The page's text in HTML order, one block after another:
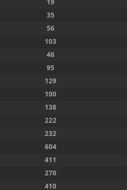
19
35
56
103
46
95
129
100
138
222
232
604
411
270
410